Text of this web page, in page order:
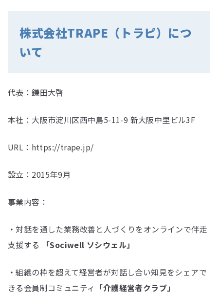
株式会社TRAPE（トラピ）につ
いて
代表：鎌⽥⼤啓
本社：⼤阪市淀川区⻄中島5-11-9 新⼤阪中⾥ビル3F
URL：https://trape.jp/
設⽴：2015年9⽉
事業内容：
・対話を通した業務改善と人づくりをオンラインで伴走
支援する
「Sociwell ソシウェル」
・組織の枠を超えて経営者が対話し合い知見をシェアで
きる会員制コミュニティ 「介護経営者クラブ」